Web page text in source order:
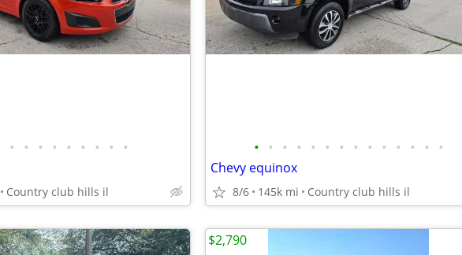
• • • • • • • • •
Country club hills il
• • • • • • • • • • • • • •
Chevy equinox
8/6 145k mi Country club hills il
$2,790